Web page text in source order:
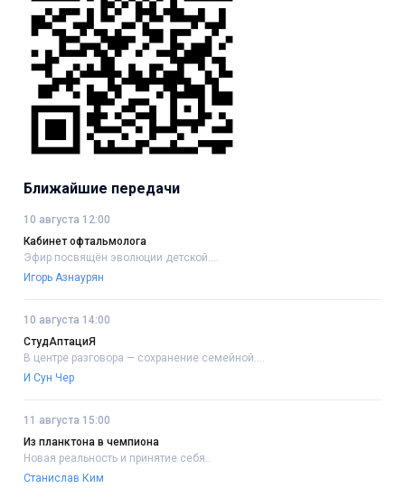
Ближайшие передачи
10 августа 12:00
Кабинет офтальмолога
Эфир посвящён эволюции детской....
Игорь Азнаурян
10 августа 14:00
СтудАптациЯ
В центре разговора — сохранение семейной....
И Сун Чер
11 августа 15:00
Из планктона в чемпиона
Новая реальность и принятие себя..
Станислав Ким